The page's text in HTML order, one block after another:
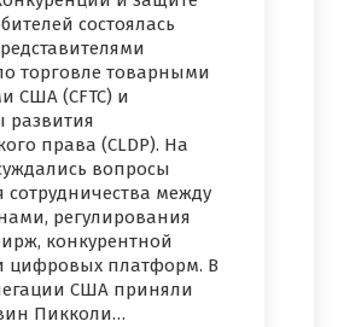
состоялась
торговле товарными
США (CFTC) и
права (CLDP). На
вопросы
сотрудничества между
регулирования
конкурентной
цифровых платформ. В
США приняли
Пикколи…